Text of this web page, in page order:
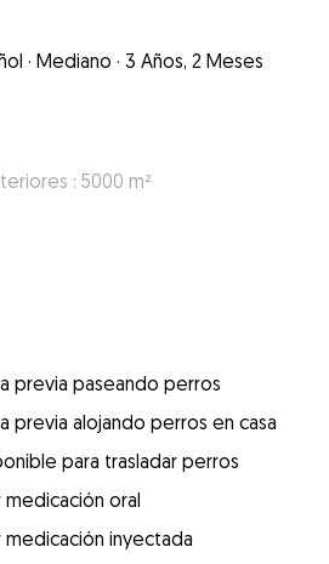
· Mediano · 3 Años, 2 Meses
: 5000 m²
previa paseando perros
previa alojando perros en casa
para trasladar perros
medicación oral
medicación inyectada